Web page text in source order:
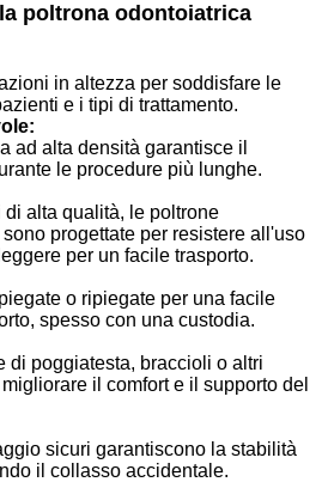
poltrona odontoiatrica
in altezza per soddisfare le
e i tipi di trattamento.
ad alta densità garantisce il
le procedure più lunghe.
alta qualità, le poltrone
progettate per resistere all'uso
per un facile trasporto.
o ripiegate per una facile
spesso con una custodia.
di poggiatesta, braccioli o altri
il comfort e il supporto del
sicuri garantiscono la stabilità
il collasso accidentale.